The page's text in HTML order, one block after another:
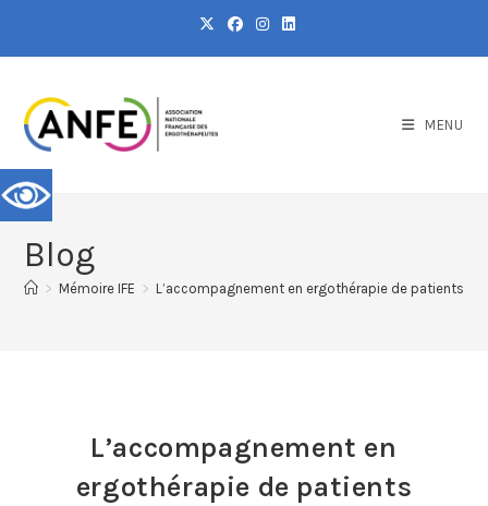
MENU
Blog
> Mémoire IFE > L’accompagnement en ergothérapie de patients
L’accompagnement en
ergothérapie de patients